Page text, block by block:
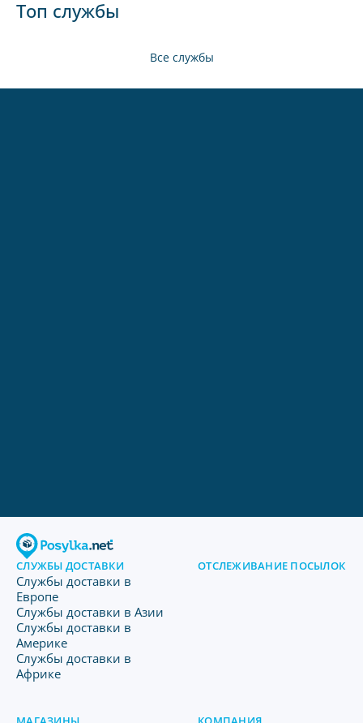
Топ службы
Все службы
СЛУЖБЫ ДОСТАВКИ
Службы доставки в
Европе
Службы доставки в Азии
Службы доставки в
Америке
Службы доставки в
Африке
ОТСЛЕЖИВАНИЕ ПОСЫЛОК